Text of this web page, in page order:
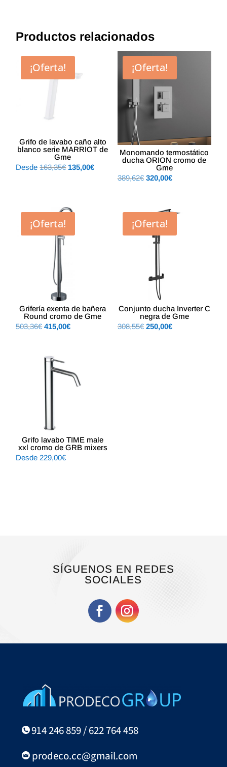
Productos relacionados
¡Oferta!
Grifo de lavabo caño alto
blanco serie MARRIOT de
Gme
Desde 163,35€ El
135,00€El
¡Oferta!
Monomando termostático
ducha ORION cromo de
Gme
389,62€ El
389,62€.
320,00€El
es:
¡Oferta!
Grifería exenta de bañera
Round cromo de Gme
503,36€ El
era:
503,36€.
415,00€El
415,00€.
¡Oferta!
Conjunto ducha Inverter C
negra de Gme
308,55€ El
250,00€El
Grifo lavabo TIME male
xxl cromo de GRB mixers
Desde 229,00€
SÍGUENOS EN REDES
SOCIALES
914 246 859 / 622 764 458
prodeco.cc@gmail.com